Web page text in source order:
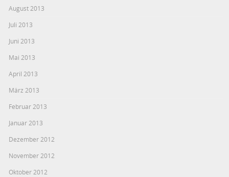
August 2013
Juli 2013
Juni 2013
Mai 2013
April 2013
März 2013
Februar 2013
Januar 2013
Dezember 2012
November 2012
Oktober 2012